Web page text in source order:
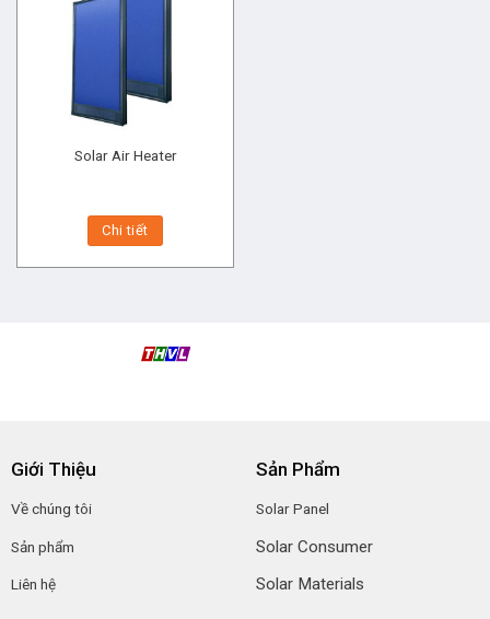
Solar Air Heater
Chi tiết
Giới Thiệu
Về chúng tôi
Sản phẩm
Liên hệ
Sản Phẩm
Solar Panel
Solar Consumer
Solar Materials